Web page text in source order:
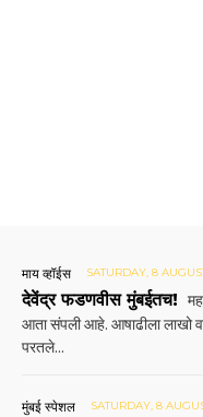
माय व्हॉईस SATURDAY, 8
देवेंद्र फडणवीस मुंबईतच!
आता संपली आहे. आषाढीला लाखो
परतले...
मुंबई स्पेशल SATURDAY, 8